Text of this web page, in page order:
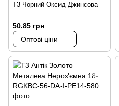
Т3 Чорний Оксид Джинсова
50.85 грн
Оптові ціни